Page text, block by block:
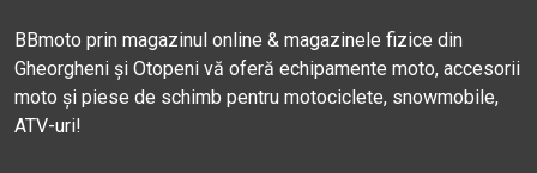
BBmoto prin magazinul online & magazinele fizice din
Gheorgheni și Otopeni vă oferă echipamente moto, accesorii
moto și piese de schimb pentru motociclete, snowmobile,
ATV-uri!